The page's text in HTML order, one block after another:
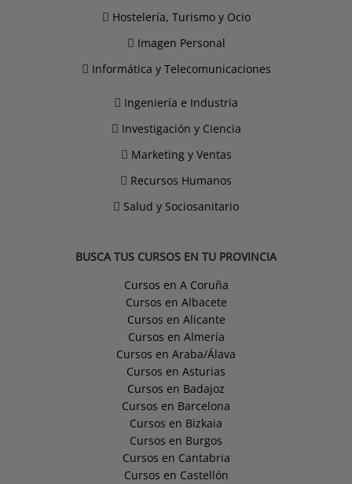
Hostelería, Turismo y Ocio
Imagen Personal
Informática y Telecomunicaciones
Ingeniería e Industria
Investigación y Ciencia
Marketing y Ventas
Recursos Humanos
Salud y Sociosanitario
BUSCA TUS CURSOS EN TU PROVINCIA
Cursos en A Coruña
Cursos en Albacete
Cursos en Alicante
Cursos en Almería
Cursos en Araba/Álava
Cursos en Asturias
Cursos en Badajoz
Cursos en Barcelona
Cursos en Bizkaia
Cursos en Burgos
Cursos en Cantabria
Cursos en Castellón